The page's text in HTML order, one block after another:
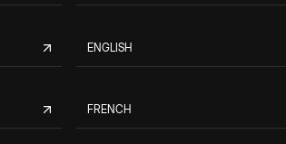
ENGLISH
FRENCH